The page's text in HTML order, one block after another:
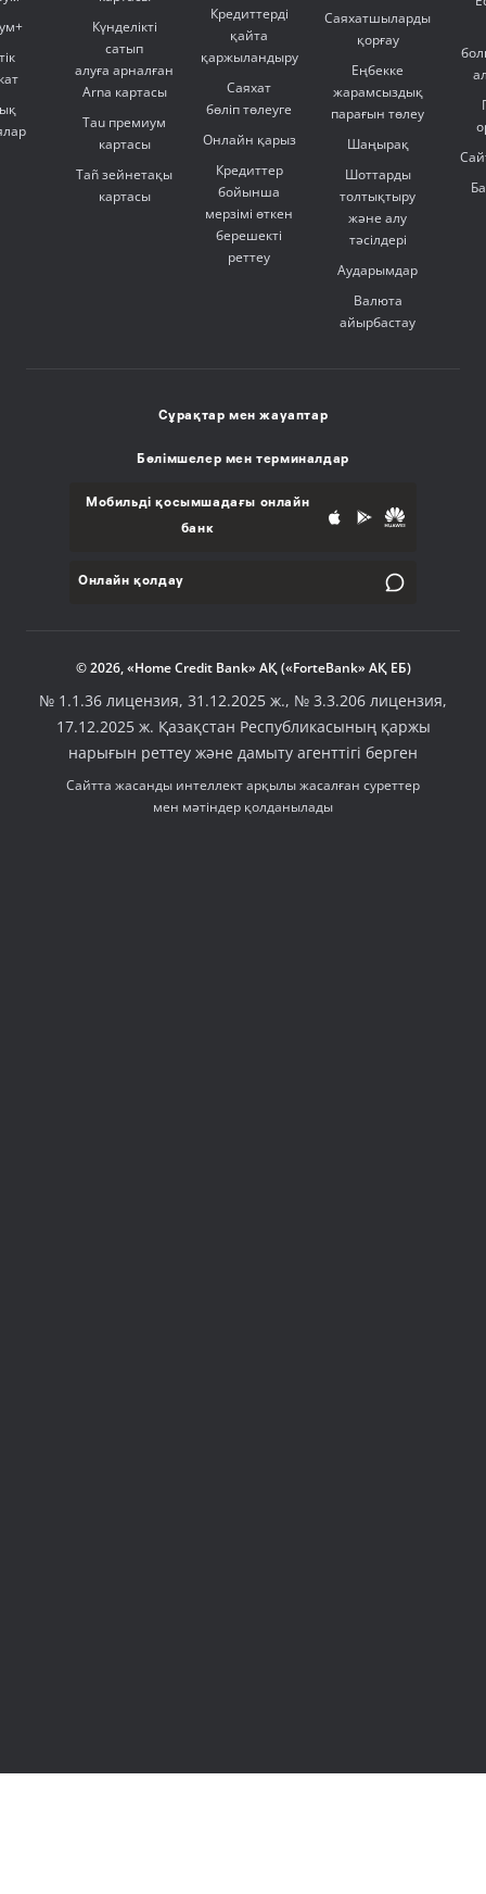
Күнделікті
сатып
алуға арналған
Arna картасы
Tau премиум
картасы
Tañ зейнетақы
картасы
Кредиттерді
қайта
қаржыландыру
Саяхат
бөліп төлеуге
Онлайн қарыз
Кредиттер
бойынша
мерзімі өткен
берешекті
реттеу
Саяхатшыларды
қорғау
Еңбекке
жарамсыздық
парағын төлеу
Шаңырақ
Шоттарды
толтықтыру
және алу
тәсілдері
Аударымдар
Валюта
айырбастау
Сұрақтар мен жауаптар
Бөлімшелер мен терминалдар
Мобильді қосымшадағы онлайн
банк
Онлайн қолдау
© 2026, «Home Credit Bank» АҚ («ForteBank» АҚ ЕБ)
№ 1.1.36 лицензия, 31.12.2025 ж., № 3.3.206 лицензия,
17.12.2025 ж. Қазақстан Республикасының қаржы
нарығын реттеу және дамыту агенттігі берген
Сайтта жасанды интеллект арқылы жасалған суреттер
мен мәтіндер қолданылады